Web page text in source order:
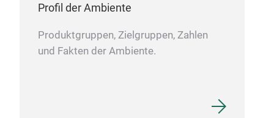
Profil der Ambiente
Produktgruppen, Zielgruppen, Zahlen
und Fakten der Ambiente.